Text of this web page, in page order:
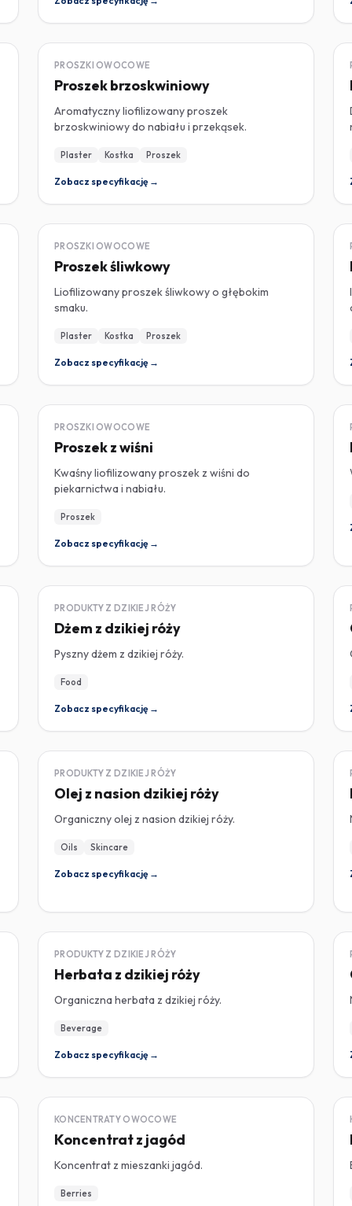
LIOFILIZOWANY
PROSZKI OWOCOWE
Proszek brzoskwiniowy
Aromatyczny liofilizowany proszek
brzoskwiniowy do nabiału i przekąsek.
Plaster Kostka Proszek
Zobacz specyfikację →
LIOFILIZOWANY
PROSZKI OWOCOWE
Proszek śliwkowy
Liofilizowany proszek śliwkowy o głębokim
smaku.
Plaster Kostka Proszek
Zobacz specyfikację →
LIOFILIZOWANY
PROSZKI OWOCOWE
Proszek z wiśni
Kwaśny liofilizowany proszek z wiśni do
piekarnictwa i nabiału.
Proszek
Zobacz specyfikację →
DZIKA RÓŻA
PRODUKTY Z DZIKIEJ RÓŻY
Dżem z dzikiej róży
Pyszny dżem z dzikiej róży.
Food
Zobacz specyfikację →
DZIKA RÓŻA
PRODUKTY Z DZIKIEJ RÓŻY
Olej z nasion dzikiej róży
Organiczny olej z nasion dzikiej róży.
Oils Skincare
Zobacz specyfikację →
DZIKA RÓŻA
PRODUKTY Z DZIKIEJ RÓŻY
Herbata z dzikiej róży
Organiczna herbata z dzikiej róży.
Beverage
Zobacz specyfikację →
KONCENTRAT
KONCENTRATY OWOCOWE
Koncentrat z jagód
Koncentrat z mieszanki jagód.
Berries